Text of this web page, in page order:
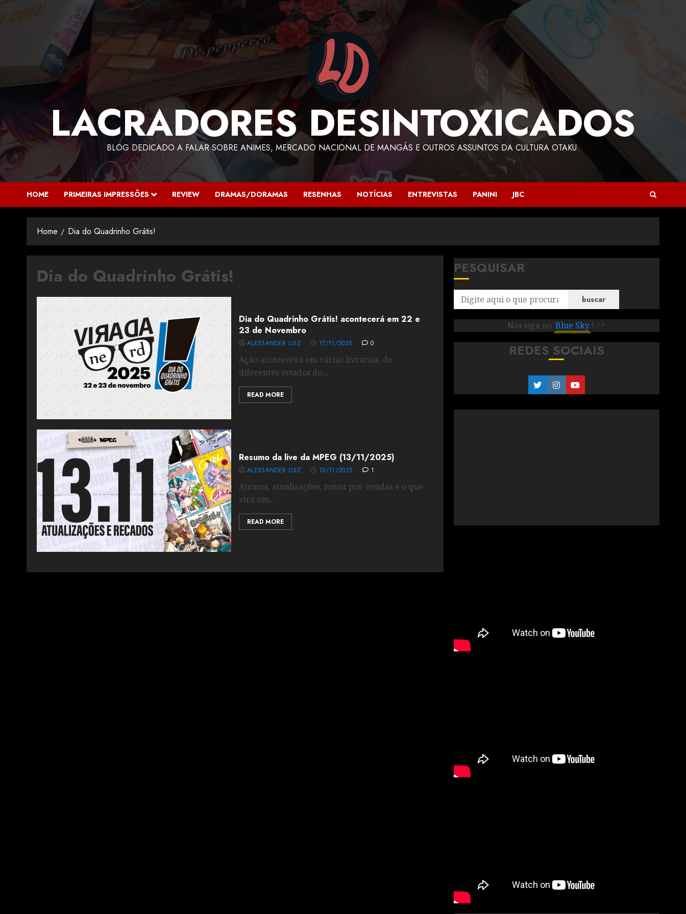
LACRADORES DESINTOXICADOS
BLOG DEDICADO A FALAR SOBRE ANIMES, MERCADO NACIONAL DE MANGÁS E OUTROS ASSUNTOS DA CULTURA OTAKU.
HOME PRIMEIRAS IMPRESSÕES REVIEW DRAMAS/DORAMAS RESENHAS NOTÍCIAS ENTREVISTAS PANINI JBC
Home Dia do Quadrinho Grátis!
Dia do Quadrinho Grátis!
Dia do Quadrinho Grátis! acontecerá em 22 e
23 de Novembro
ALEXSANDER LUIZ 17/11/2025 0
Ação acontecerá em várias livrarias, de
diferentes estados do...
READ MORE
Resumo da live da MPEG (13/11/2025)
ALEXSANDER LUIZ 15/11/2025 1
Atrasos, atualizações, novas pré-vendas e o que
virá em...
READ MORE
PESQUISAR
buscar
Nos siga no Blue Sky ! ^^
REDES SOCIAIS